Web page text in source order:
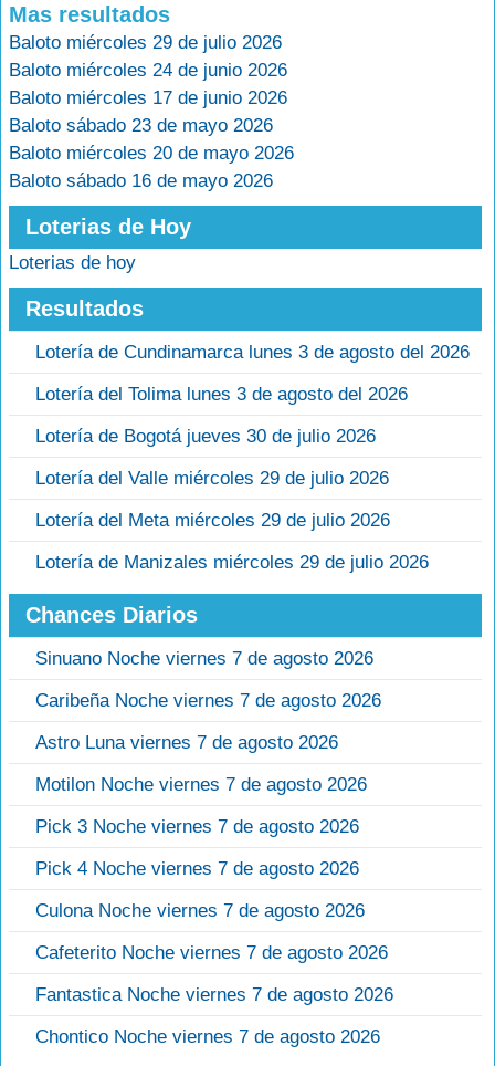
Mas resultados
Baloto miércoles 29 de julio 2026
Baloto miércoles 24 de junio 2026
Baloto miércoles 17 de junio 2026
Baloto sábado 23 de mayo 2026
Baloto miércoles 20 de mayo 2026
Baloto sábado 16 de mayo 2026
Loterias de Hoy
Loterias de hoy
Resultados
Lotería de Cundinamarca lunes 3 de agosto del 2026
Lotería del Tolima lunes 3 de agosto del 2026
Lotería de Bogotá jueves 30 de julio 2026
Lotería del Valle miércoles 29 de julio 2026
Lotería del Meta miércoles 29 de julio 2026
Lotería de Manizales miércoles 29 de julio 2026
Chances Diarios
Sinuano Noche viernes 7 de agosto 2026
Caribeña Noche viernes 7 de agosto 2026
Astro Luna viernes 7 de agosto 2026
Motilon Noche viernes 7 de agosto 2026
Pick 3 Noche viernes 7 de agosto 2026
Pick 4 Noche viernes 7 de agosto 2026
Culona Noche viernes 7 de agosto 2026
Cafeterito Noche viernes 7 de agosto 2026
Fantastica Noche viernes 7 de agosto 2026
Chontico Noche viernes 7 de agosto 2026